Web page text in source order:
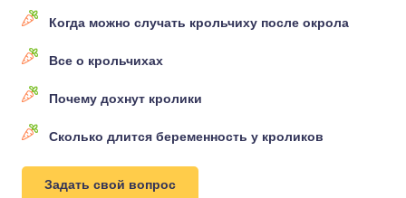
Когда можно случать крольчиху после окрола
Все о крольчихах
Почему дохнут кролики
Сколько длится беременность у кроликов
Задать свой вопрос